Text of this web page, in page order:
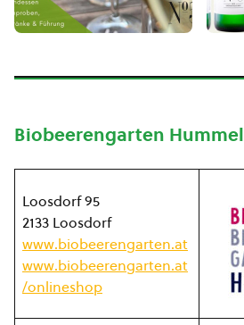
Biobeerengarten Hummel
Loosdorf 95
2133 Loosdorf
www.biobeerengarten.at
www.biobeerengarten.at
/onlineshop